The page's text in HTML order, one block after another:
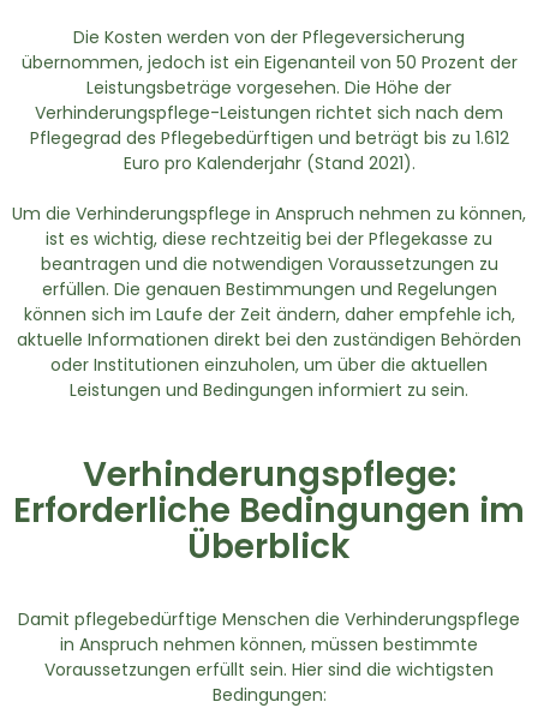
Die Kosten werden von der Pflegeversicherung
übernommen, jedoch ist ein Eigenanteil von 50 Prozent der
Leistungsbeträge vorgesehen. Die Höhe der
Verhinderungspflege-Leistungen richtet sich nach dem
Pflegegrad des Pflegebedürftigen und beträgt bis zu 1.612
Euro pro Kalenderjahr (Stand 2021).
Um die Verhinderungspflege in Anspruch nehmen zu können,
ist es wichtig, diese rechtzeitig bei der Pflegekasse zu
beantragen und die notwendigen Voraussetzungen zu
erfüllen. Die genauen Bestimmungen und Regelungen
können sich im Laufe der Zeit ändern, daher empfehle ich,
aktuelle Informationen direkt bei den zuständigen Behörden
oder Institutionen einzuholen, um über die aktuellen
Leistungen und Bedingungen informiert zu sein.
Verhinderungspflege:
Erforderliche Bedingungen im
Überblick
Damit pflegebedürftige Menschen die Verhinderungspflege
in Anspruch nehmen können, müssen bestimmte
Voraussetzungen erfüllt sein. Hier sind die wichtigsten
Bedingungen: